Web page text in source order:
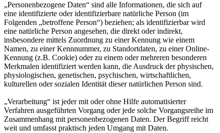
„Personenbezogene Daten“ sind alle Informationen, die sich auf
eine identifizierte oder identifizierbare natürliche Person (im
Folgenden „betroffene Person“) beziehen; als identifizierbar wird
eine natürliche Person angesehen, die direkt oder indirekt,
insbesondere mittels Zuordnung zu einer Kennung wie einem
Namen, zu einer Kennnummer, zu Standortdaten, zu einer Online-
Kennung (z.B. Cookie) oder zu einem oder mehreren besonderen
Merkmalen identifiziert werden kann, die Ausdruck der physischen,
physiologischen, genetischen, psychischen, wirtschaftlichen,
kulturellen oder sozialen Identität dieser natürlichen Person sind.
„Verarbeitung“ ist jeder mit oder ohne Hilfe automatisierter
Verfahren ausgeführten Vorgang oder jede solche Vorgangsreihe im
Zusammenhang mit personenbezogenen Daten. Der Begriff reicht
weit und umfasst praktisch jeden Umgang mit Daten.